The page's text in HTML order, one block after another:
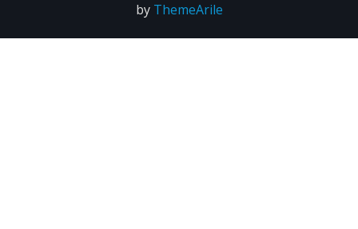
by ThemeArile